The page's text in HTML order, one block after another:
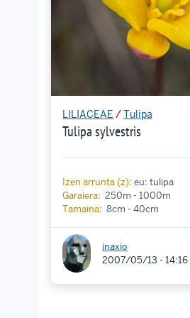
LILIACEAE /Tulipa
Tulipa sylvestris
Izen arrunta (z): eu: tulipa
Garaiera: 250m - 1000m
Tamaina: 8cm - 40cm
inaxio
2007/05/13 - 14:16